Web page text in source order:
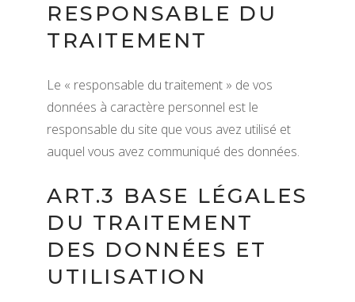
RESPONSABLE DU
TRAITEMENT
Le « responsable du traitement » de vos
données à caractère personnel est le
responsable du site que vous avez utilisé et
auquel vous avez communiqué des données.
ART.3 BASE LÉGALES
DU TRAITEMENT
DES DONNÉES ET
UTILISATION